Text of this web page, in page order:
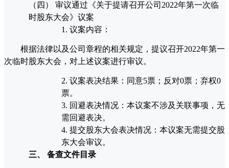
（四） 审议通过《关于提请召开公司2022年第一次临
时股东大会》议案
1. 议案内容：
根据法律以及公司章程的相关规定，提议召开2022年第一
次临时股东大会，对上述议案进行审议。
2. 议案表决结果：同意5票；反对0票；弃权0
票。
3. 回避表决情况：本议案不涉及关联事项，无
需回避表决。
4. 提交股东大会表决情况：本议案无需提交股
东大会审议。
三、 备查文件目录